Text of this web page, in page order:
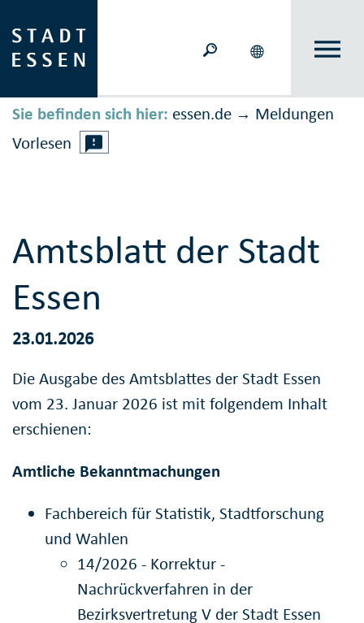
Sie befinden sich hier: essen.de → Meldungen
Vorlesen
Amtsblatt der Stadt
Essen
23.01.2026
Die Ausgabe des Amtsblattes der Stadt Essen
vom 23. Januar 2026 ist mit folgendem Inhalt
erschienen:
Amtliche Bekanntmachungen
Fachbereich für Statistik, Stadtforschung
und Wahlen
14/2026 - Korrektur -
Nachrückverfahren in der
Bezirksvertretung V der Stadt Essen